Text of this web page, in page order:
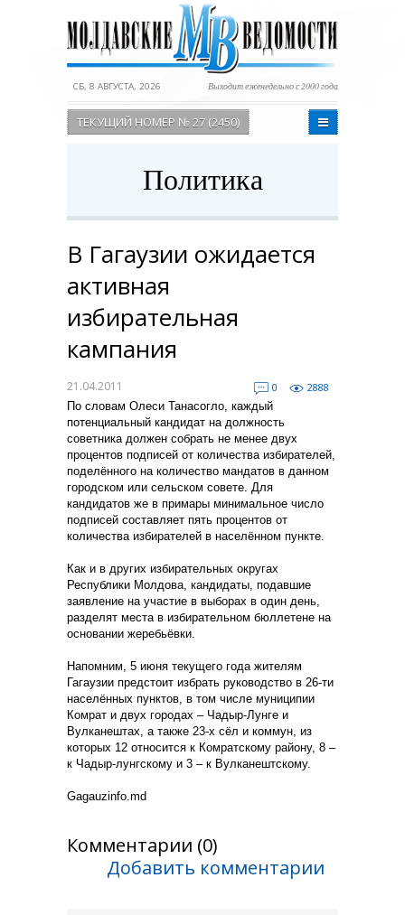
СБ, 8 АВГУСТА, 2026 Выходит еженедельно с 2000 года
ТЕКУЩИЙ НОМЕР № 27 (2450)
Политика
В Гагаузии ожидается
активная
избирательная
кампания
21.04.2011 0
2888
По словам Олеси Танасогло, каждый
потенциальный кандидат на должность
советника должен собрать не менее двух
процентов подписей от количества избирателей,
поделённого на количество мандатов в данном
городском или сельском совете. Для
кандидатов же в примары минимальное число
подписей составляет пять процентов от
количества избирателей в населённом пункте.
Как и в других избирательных округах
Республики Молдова, кандидаты, подавшие
заявление на участие в выборах в один день,
разделят места в избирательном бюллетене на
основании жеребьёвки.
Напомним, 5 июня текущего года жителям
Гагаузии предстоит избрать руководство в 26-ти
населённых пунктов, в том числе муниципии
Комрат и двух городах – Чадыр-Лунге и
Вулканештах, а также 23-х сёл и коммун, из
которых 12 относится к Комратскому району, 8 –
к Чадыр-лунгскому и 3 – к Вулканештскому.
Gagauzinfo.md
Комментарии (0)
Добавить комментарии